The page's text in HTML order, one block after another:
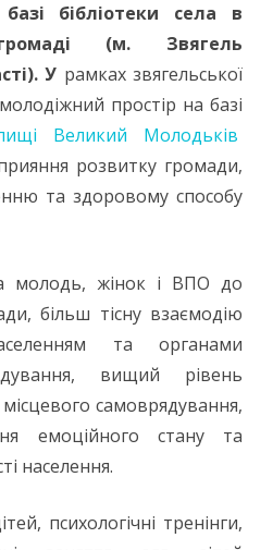
бібліотеки села в
громаді (м. Звягель
У рамках звягельської
простір на базі
Великий Молодьків
розвитку громади,
та здоровому способу
молодь, жінок і ВПО до
більш тісну взаємодію
та органами
вищий рівень
самоврядування,
емоційного стану та
населення.
психологічні тренінги,